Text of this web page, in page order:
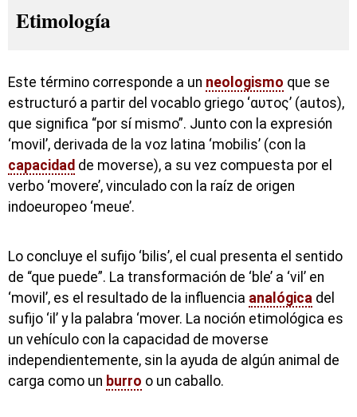
Etimología
Este término corresponde a un neologismo que se
estructuró a partir del vocablo griego ‘αυτος’ (autos),
que significa “por sí mismo”. Junto con la expresión
‘movil’, derivada de la voz latina ‘mobilis’ (con la
capacidad de moverse), a su vez compuesta por el
verbo ‘movere’, vinculado con la raíz de origen
indoeuropeo ‘meue’.
Lo concluye el sufijo ‘bilis’, el cual presenta el sentido
de “que puede”. La transformación de ‘ble’ a ‘vil’ en
‘movil’, es el resultado de la influencia analógica del
sufijo ‘il’ y la palabra ‘mover. La noción etimológica es
un vehículo con la capacidad de moverse
independientemente, sin la ayuda de algún animal de
carga como un burro o un caballo.